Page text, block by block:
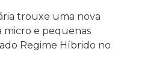
trouxe uma nova
micro e pequenas
Regime Híbrido no